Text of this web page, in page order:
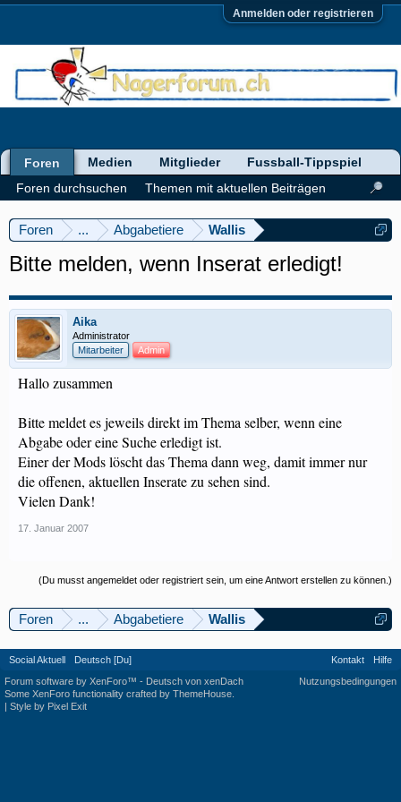
Anmelden oder registrieren
Foren ... Abgabetiere Wallis
Bitte melden, wenn Inserat erledigt!
Aika
Administrator
Mitarbeiter
Admin
Hallo zusammen
Bitte meldet es jeweils direkt im Thema selber, wenn eine
Abgabe oder eine Suche erledigt ist.
Einer der Mods löscht das Thema dann weg, damit immer nur
die offenen, aktuellen Inserate zu sehen sind.
Vielen Dank!
17. Januar 2007
(Du musst angemeldet oder registriert sein, um eine Antwort erstellen zu können.)
Foren ... Abgabetiere Wallis
Foren
Foren durchsuchen
Themen mit aktuellen Beiträgen
Medien Mitglieder Fussball-Tippspiel
Social Aktuell Deutsch [Du] Kontakt
Hilfe
Nutzungsbedingungen
Forum software by XenForo™ - Deutsch von xenDach
Some XenForo functionality crafted by ThemeHouse
| Style by Pixel Exit